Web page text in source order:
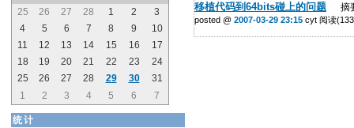
25
26 27 28 1 2
3
4
5 6 7 8 9
10
11
12 13 14 15 16
17
18
19 20 21 22 23
24
25
26 27 28 29 30
31
1
2 3 4 5 6 7
统计
移植代码到64bits碰上的问题 摘
posted @ 2007-03-29 23:15 cyt 阅读